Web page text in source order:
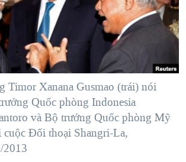
NGOẠI
CỬ 2024
TRANH TẠI DẢI GAZA
ĐAI & CON ĐƯỜNG
GIỚI
- NGƯỜI HẠ 'BÊN THẮNG CUỘC'
– XƯA VÀ NAY
AFGHANISTAN
Timor Xanana Gusmao (trái) nói
Quốc phòng Indonesia
và Bộ trưởng Quốc phòng Mỹ
cuộc Đối thoại Shangri-La,
2013